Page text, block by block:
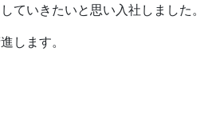
ていきたいと思い入社しました。
します。